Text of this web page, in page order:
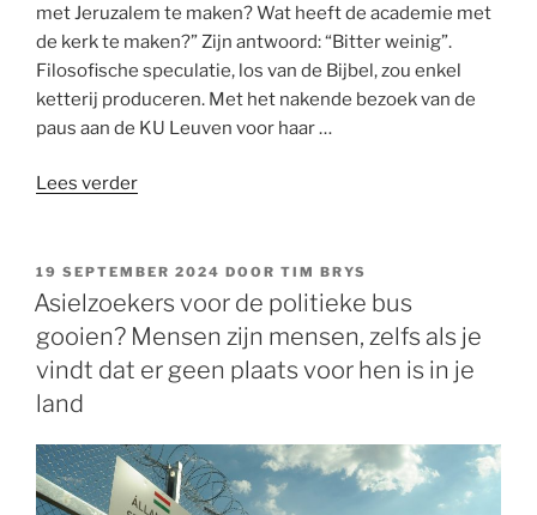
met Jeruzalem te maken? Wat heeft de academie met
de kerk te maken?” Zijn antwoord: “Bitter weinig”.
Filosofische speculatie, los van de Bijbel, zou enkel
ketterij produceren. Met het nakende bezoek van de
paus aan de KU Leuven voor haar …
Lees verder“Dat
inherent
conflict
tussen
en
zou
zijn,
is
GEPLAATST
OP
19 SEPTEMBER 2024 DOOR TIM BRYS
Asielzoekers voor de politieke bus
gooien? Mensen zijn mensen, zelfs als je
vindt dat er geen plaats voor hen is in je
land